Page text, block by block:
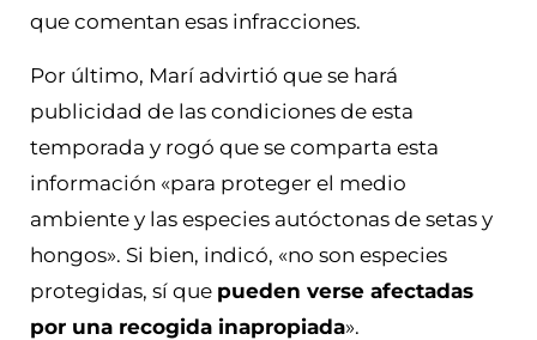
que comentan esas infracciones.
Por último, Marí advirtió que se hará
publicidad de las condiciones de esta
temporada y rogó que se comparta esta
información «para proteger el medio
ambiente y las especies autóctonas de setas y
hongos». Si bien, indicó, «no son especies
protegidas, sí que pueden verse afectadas
por una recogida inapropiada».